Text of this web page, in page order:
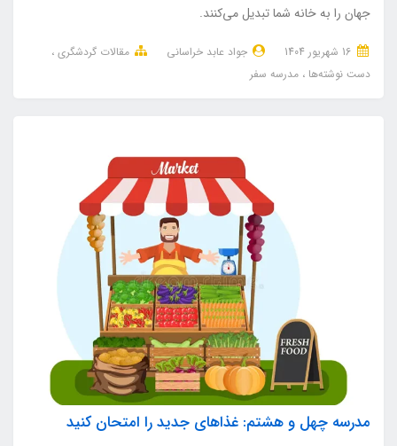
جهان را به خانه شما تبدیل می‌کنند.
جواد عابد خراسانی
مقالات گردشگری
دست نوشته‌ها
مدرسه سفر
مدرسه چهل و هشتم: غذاهای جدید را امتحان کنید